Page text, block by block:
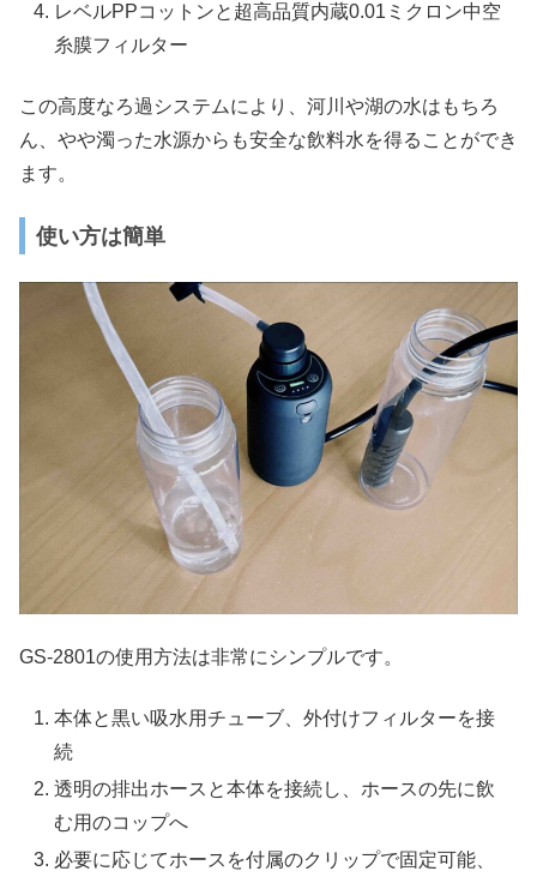
レベルPPコットンと超高品質内蔵0.01ミクロン中空
糸膜フィルター
この高度なろ過システムにより、河川や湖の水はもちろ
ん、やや濁った水源からも安全な飲料水を得ることができ
ます。
使い方は簡単
GS-2801の使用方法は非常にシンプルです。
本体と黒い吸水用チューブ、外付けフィルターを接
続
透明の排出ホースと本体を接続し、ホースの先に飲
む用のコップへ
必要に応じてホースを付属のクリップで固定可能、